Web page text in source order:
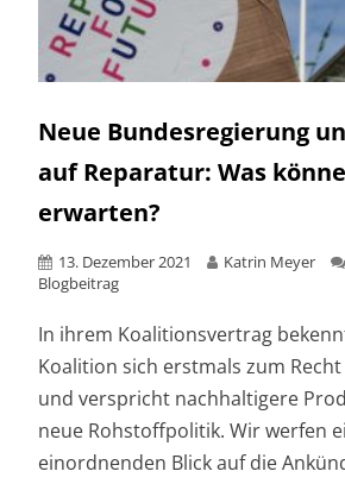
Neue Bundesregierung
auf Reparatur: Was
erwarten?
13. Dezember 2021 Katrin Meyer
Blogbeitrag
In ihrem Koalitionsvertrag
Koalition sich erstmals zum
und verspricht nachhaltigere
neue Rohstoffpolitik. Wir werfen
einordnenden Blick auf die